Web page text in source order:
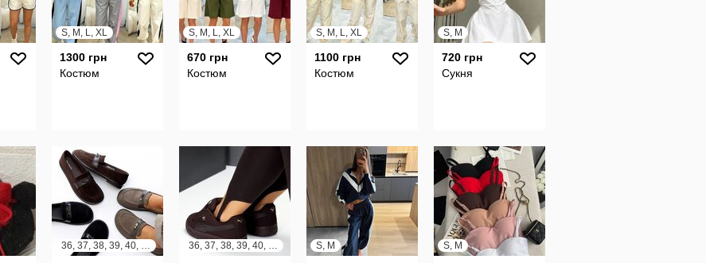
S, M, L, XL
1300 грн
Костюм
S, M, L, XL
670 грн
Костюм
S, M, L, XL
1100 грн
Костюм
S, M
720 грн
Сукня
36, 37, 38, 39, 40, 41 36, 37, 38, 39, 40, 41 S, M S, M